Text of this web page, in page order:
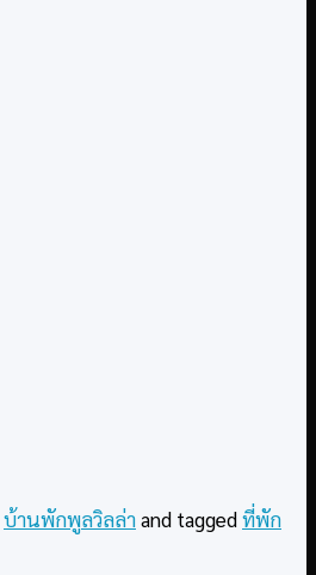
บ้านพักพูลวิลล่าand taggedที่พัก